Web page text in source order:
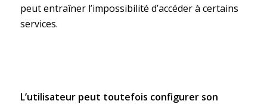
peut entraîner l’impossibilité d’accéder à certains
services.
L’utilisateur peut toutefois configurer son